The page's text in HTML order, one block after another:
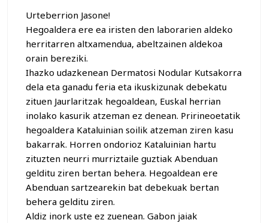
Urteberrion Jasone!
Hegoaldera ere ea iristen den laborarien aldeko
herritarren altxamendua, abeltzainen aldekoa
orain bereziki.
Ihazko udazkenean Dermatosi Nodular Kutsakorra
dela eta ganadu feria eta ikuskizunak debekatu
zituen Jaurlaritzak hegoaldean, Euskal herrian
inolako kasurik atzeman ez denean. Pririneoetatik
hegoaldera Kataluinian soilik atzeman ziren kasu
bakarrak. Horren ondorioz Kataluinian hartu
zituzten neurri murriztaile guztiak Abenduan
gelditu ziren bertan behera. Hegoaldean ere
Abenduan sartzearekin bat debekuak bertan
behera gelditu ziren.
Aldiz inork uste ez zuenean. Gabon jaiak